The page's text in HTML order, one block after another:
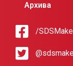
Архива
/